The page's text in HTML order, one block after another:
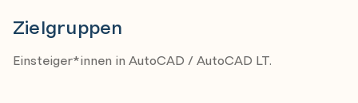
Präzisionszeichenhilfen
Objektfang
Zielgruppen
Einsteiger*innen in AutoCAD / AutoCAD LT.